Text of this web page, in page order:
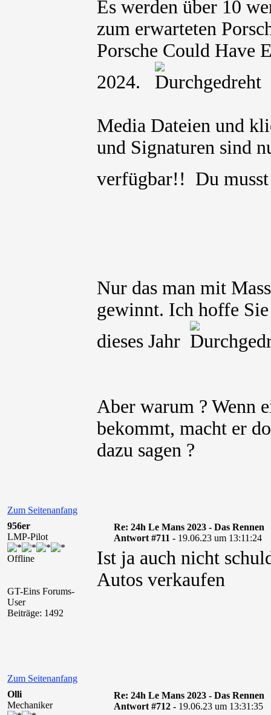
Es werden über 10
zum erwarteten
Porsche Could Have
2024.
Media Dateien und
und Signaturen sind
verfügbar!! Du
Nur das man mit
gewinnt. Ich hoffe
dieses Jahr
Aber warum ? Wenn
bekommt, macht er
dazu sagen ?
Zum Seitenanfang
956er
LMP-Pilot
Offline
GT-Eins Forums-
User
Beiträge: 1492
Re: 24h Le Mans 2023 - Das Rennen
Antwort #711 - 19.06.23 um 13:11:24
Ist ja auch nicht
Autos verkaufen
Zum Seitenanfang
Olli
Mechaniker
Re: 24h Le Mans 2023 - Das Rennen
Antwort #712 - 19.06.23 um 13:31:35